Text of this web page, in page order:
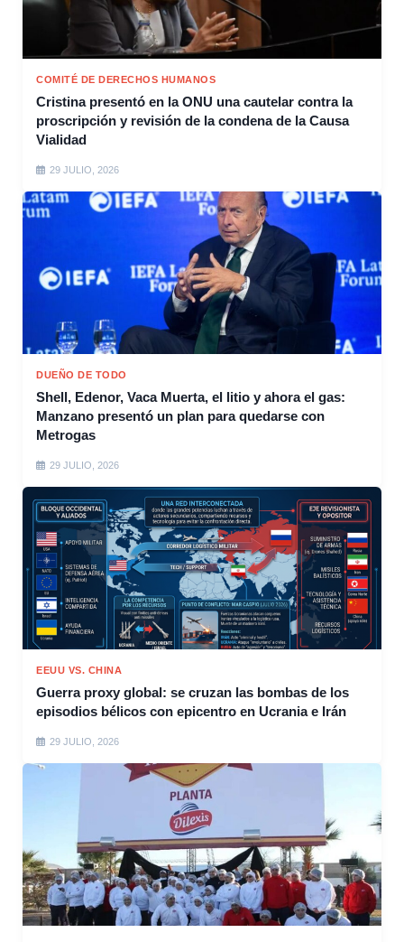
COMITÉ DE DERECHOS HUMANOS
Cristina presentó en la ONU una cautelar contra la
proscripción y revisión de la condena de la Causa
Vialidad
29 JULIO, 2026
DUEÑO DE TODO
Shell, Edenor, Vaca Muerta, el litio y ahora el gas:
Manzano presentó un plan para quedarse con
Metrogas
29 JULIO, 2026
EEUU VS. CHINA
Guerra proxy global: se cruzan las bombas de los
episodios bélicos con epicentro en Ucrania e Irán
29 JULIO, 2026